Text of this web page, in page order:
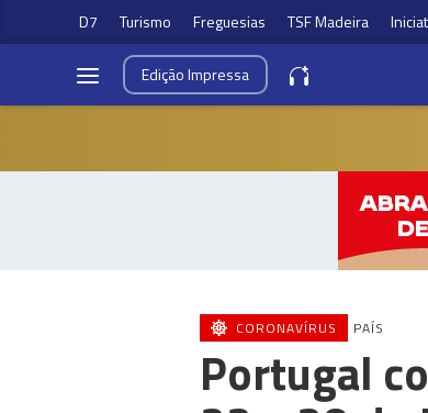
D7 Turismo Freguesias TSF Madeira
EdiçãoImpressa
CORONAVÍRUS PAÍS
Portugal